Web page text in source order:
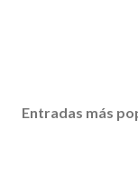
Entradas más